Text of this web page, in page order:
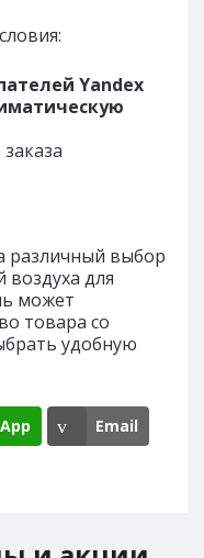
Yandex
различный выбор
воздуха для
может
товара со
удобную
Email